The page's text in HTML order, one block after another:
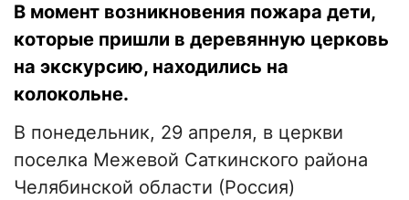
В момент возникновения пожара дети,
которые пришли в деревянную церковь
на экскурсию, находились на
колокольне.
В понедельник, 29 апреля, в церкви
поселка Межевой Саткинского района
Челябинской области (Россия)